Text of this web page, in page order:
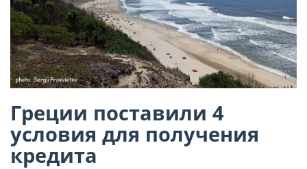
Греции поставили 4
условия для получения
кредита